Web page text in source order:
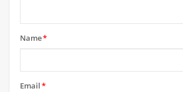
Name*
Email*